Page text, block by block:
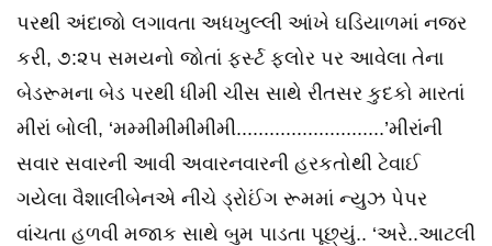
પરથી અંદાજો લગાવતા અધખુલ્લી આંખે ઘડિયાળમાં નજર
કરી, ૭:૨૫ સમયનો જોતાં ફર્સ્ટ ફ્લોર પર આવેલા તેના
બેડરૂમના બેડ પરથી ધીમી ચીસ સાથે રીતસર કુદકો મારતાં
મીરાં બોલી, ‘મમ્મીમીમીમીમી...........................’મીરાંની
સવાર સવારની આવી અવારનવારની હરકતોથી ટેવાઈ
ગયેલા વૈશાલીબેનએ નીચે ડ્રોઈંગ રૂમમાં ન્યુઝ પેપર
વાંચતા હળવી મજાક સાથે બુમ પાડતા પૂછ્યું.. ‘અરે..આટલી